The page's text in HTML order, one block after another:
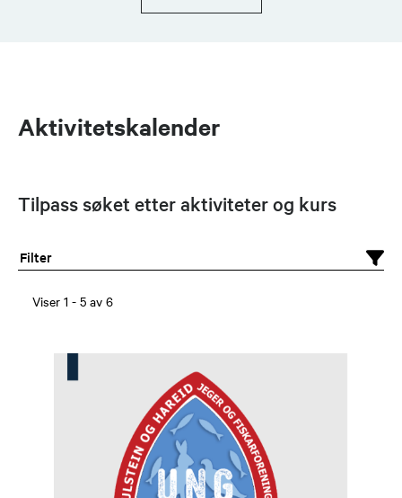
Aktivitetskalender
Tilpass søket etter aktiviteter og kurs
Filter
Viser 1 - 5 av 6